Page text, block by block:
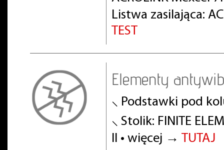
Listwa zasilająca:
TEST
Elementy
⸜ Podstawki pod
⸜ Stolik: FINITE
II • więcej → TUTAJ